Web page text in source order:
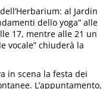
al Jardin
dello yoga” alle
17, mentre alle 21 un
vocale” chiuderà la
in scena la festa dei
L’appuntamento,